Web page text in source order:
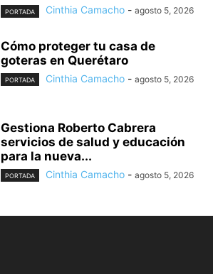
PORTADA Cinthia Camacho - agosto 5, 2026
Cómo proteger tu casa de
goteras en Querétaro
PORTADA Cinthia Camacho - agosto 5, 2026
Gestiona Roberto Cabrera
servicios de salud y educación
para la nueva...
PORTADA Cinthia Camacho - agosto 5, 2026